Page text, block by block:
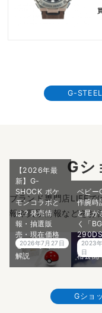
G-
Gシ
ブランド専門店LIFEで
報や買取情報などをお
【2026年最
新】G-
SHOCK ポケ
モンコラボと
は？発売情
報・抽選販
売・現在価格
をプロが徹底
解説
2026年7月27日
ベビー
作腕時
と星が
く「
紹介！
格公開
2023
日
Gショ